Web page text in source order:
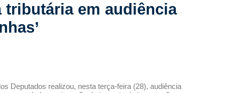
tributária em audiência
Deputados realizou, nesta terça-feira (28), audiência